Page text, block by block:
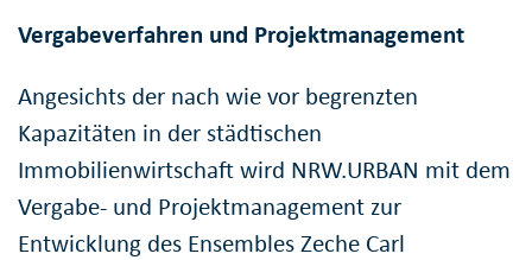
Vergabeverfahren und Projektmanagement
Angesichts der nach wie vor begrenzten
Kapazitäten in der städtischen
Immobilienwirtschaft wird NRW.URBAN mit dem
Vergabe- und Projektmanagement zur
Entwicklung des Ensembles Zeche Carl